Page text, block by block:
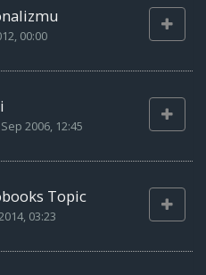
00:00
2006, 12:45
Topic
03:23